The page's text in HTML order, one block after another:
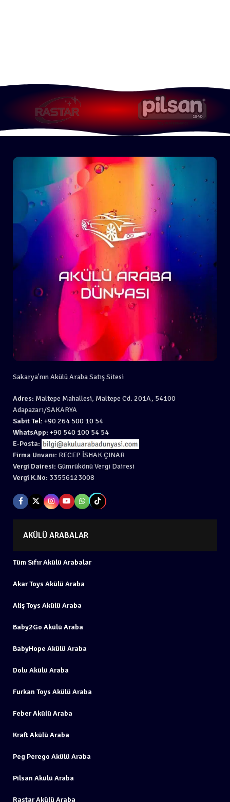
Sakarya'nın Akülü Araba Satış Sitesi
Adres: Maltepe Mahallesi, Maltepe Cd. 201A, 54100
Adapazarı/SAKARYA
Sabit Tel: +90 264 500 10 54
WhatsApp: +90 540 100 54 54
E-Posta:
Firma Unvanı: RECEP İSHAK ÇINAR
Vergi Dairesi: Gümrükönü Vergi Dairesi
Vergi K.No: 33556123008
AKÜLÜ ARABALAR
Tüm Sıfır Akülü Arabalar
Akar Toys Akülü Araba
Aliş Toys Akülü Araba
Baby2Go Akülü Araba
BabyHope Akülü Araba
Dolu Akülü Araba
Furkan Toys Akülü Araba
Feber Akülü Araba
Kraft Akülü Araba
Peg Perego Akülü Araba
Pilsan Akülü Araba
Rastar Akülü Araba